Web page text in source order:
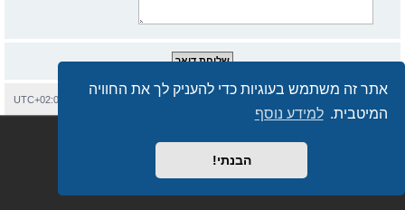
אתר זה משתמש בעוגיות כדי להעניק לך את החוויה
המיטבית. למידע נוסף
הבנתי!
UTC+02:00 מחיקת עוגיות
Revolution style by
מבוסס עלphpBB.co.il - פורומים בעברית . © 2017 - phpBB.co.il.